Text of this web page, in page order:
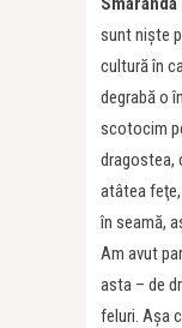
sunt nişte
cultură în
degrabă o
scotocim
dragostea,
atâtea
în seamă,
Am avut
asta – de
feluri. Aşa